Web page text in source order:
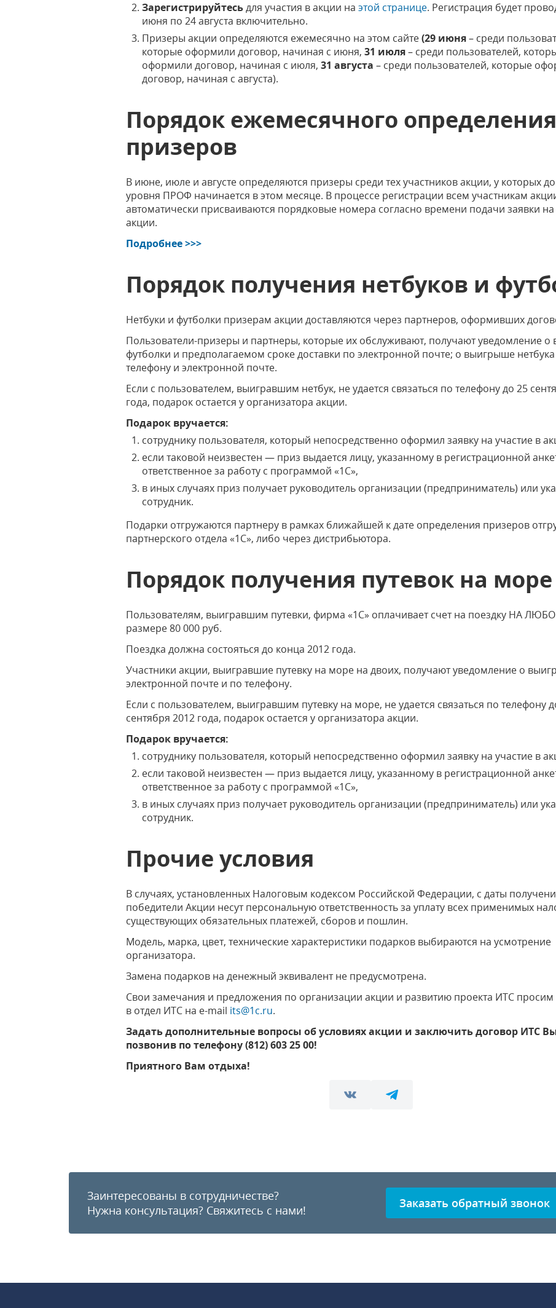
Зарегистрируйтесьдля участия в акции наэтой странице. Регистрация будет
июня по 24 августа включительно.
Призеры акции определяются ежемесячно на этом сайте(29 июня– среди
которые оформили договор, начиная с июня,31 июля– среди пользователей,
оформили договор, начиная с июля,31 августа – среди пользователей, которые
договор, начиная с августа).
Порядок ежемесячного определения
призеров
В июне, июле и августе определяются призеры среди тех участников акции, у которых
уровня ПРОФ начинается в этом месяце. В процессе регистрации всем участникам
автоматически присваиваются порядковые номера согласно времени подачи заявки на
акции.
Подробнее >>>
Порядок получения нетбуков и
Нетбуки и футболки призерам акции доставляются через партнеров, оформивших
Пользователи-призеры и партнеры, которые их обслуживают, получают уведомление
футболки и предполагаемом сроке доставки по электронной почте; о выигрыше
телефону и электронной почте.
Если с пользователем, выигравшим нетбук, не удается связаться по телефону до 25
года, подарок остается у организатора акции.
Подарок вручается:
сотруднику пользователя, который непосредственно оформил заявку на участие в
если таковой неизвестен — приз выдается лицу, указанному в регистрационной
ответственное за работу с программой «1С»,
в иных случаях приз получает руководитель организации (предприниматель) или
сотрудник.
Подарки отгружаются партнеру в рамках ближайшей к дате определения призеров
партнерского отдела «1С», либо через дистрибьютора.
Порядок получения путевок на море
Пользователям, выигравшим путевки, фирма «1С» оплачивает счет на поездку НА
размере 80 000 руб.
Поездка должна состояться до конца 2012 года.
Участники акции, выигравшие путевку на море на двоих, получают уведомление о
электронной почте и по телефону.
Если с пользователем, выигравшим путевку на море, не удается связаться по телефону
сентября 2012 года, подарок остается у организатора акции.
Подарок вручается:
сотруднику пользователя, который непосредственно оформил заявку на участие в
если таковой неизвестен — приз выдается лицу, указанному в регистрационной
ответственное за работу с программой «1С»,
в иных случаях приз получает руководитель организации (предприниматель) или
сотрудник.
Прочие условия
В случаях, установленных Налоговым кодексом Российской Федерации, с даты
победители Акции несут персональную ответственность за уплату всех применимых
существующих обязательных платежей, сборов и пошлин.
Модель, марка, цвет, технические характеристики подарков выбираются на усмотрение
организатора.
Замена подарков на денежный эквивалент не предусмотрена.
Свои замечания и предложения по организации акции и развитию проекта ИТС просим
в отдел ИТС на e-mail its@1c.ru.
Задать дополнительные вопросы об условиях акции и заключить договор ИТС
позвонив по телефону (812) 603 25 00!
Приятного Вам отдыха!
Заинтересованы в сотрудничестве?
Нужна консультация? Свяжитесь с нами! Заказать обратный звонок